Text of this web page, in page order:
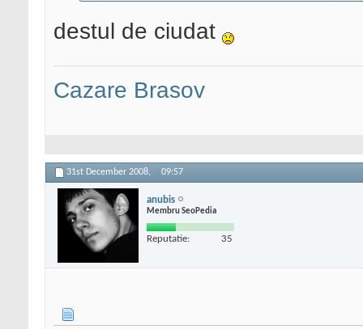
destul de ciudat
Cazare Brasov
31st December 2008, 09:57
anubis
Membru SeoPedia
Reputatie: 35